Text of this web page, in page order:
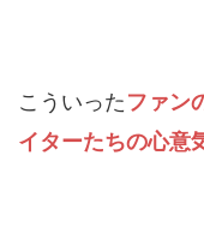
こういったファン
イターたちの心意